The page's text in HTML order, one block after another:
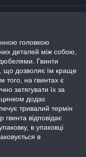
головкою
деталей між собою,
Гвинти
що дозволяє їм краще
того, на гвинтах є
затягувати їх за
додає
тривалий термін
гвинта відповідає
в упаковці
в